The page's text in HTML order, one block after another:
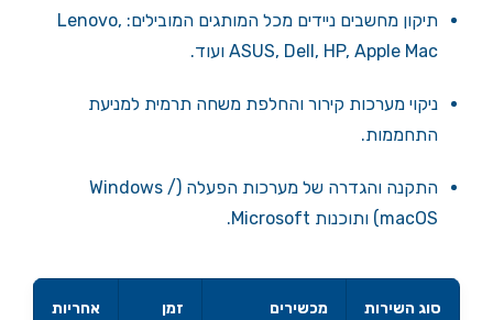
תיקון מחשבים ניידים מכל המותגים המובילים: Lenovo,
ASUS, Dell, HP, Apple Mac ועוד.
ניקוי מערכות קירור והחלפת משחה תרמית למניעת
התחממות.
התקנה והגדרה של מערכות הפעלה (Windows /
macOS) ותוכנות Microsoft.
סוג השירות מכשירים זמן אחריות